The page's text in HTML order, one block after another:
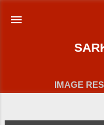
IMAGE